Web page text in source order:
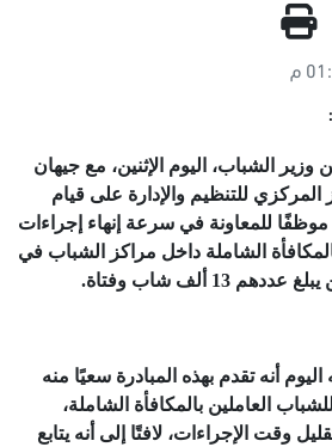
وزير الشباب، اليوم الإثنين، مع جيهان
للتنظيم والإدارة على قيام
الوزارة بدعم الجهاز بـ20 موظفًا للمعاونة في سرعة إنهاء إجراءات
الشاملة داخل مراكز الشباب في
ألف شاب وفتاة.
أنه تقدم بهذه المبادرة سعيًا منه
العاملين بالمكافأة الشاملة،
وقت الإجراءات، لافتًا إلى أنه يتابع